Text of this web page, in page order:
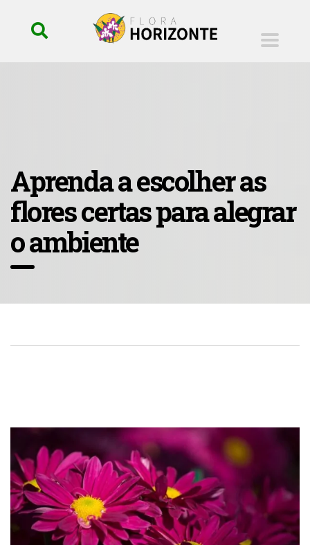
Aprenda a escolher as
flores certas para alegrar
o ambiente